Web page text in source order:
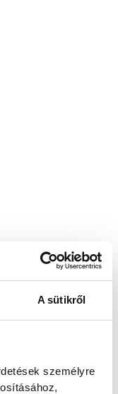
A sütikről
személyre